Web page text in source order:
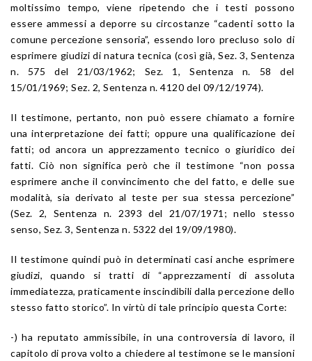
moltissimo tempo, viene ripetendo che i testi possono
essere ammessi a deporre su circostanze “cadenti sotto la
comune percezione sensoria”, essendo loro precluso solo di
esprimere giudizi di natura tecnica (così già, Sez. 3, Sentenza
n. 575 del 21/03/1962; Sez. 1, Sentenza n. 58 del
15/01/1969; Sez. 2, Sentenza n. 4120 del 09/12/1974).
Il testimone, pertanto, non può essere chiamato a fornire
una interpretazione dei fatti; oppure una qualificazione dei
fatti; od ancora un apprezzamento tecnico o giuridico dei
fatti. Ciò non significa però che il testimone “non possa
esprimere anche il convincimento che del fatto, e delle sue
modalità, sia derivato al teste per sua stessa percezione”
(Sez. 2, Sentenza n. 2393 del 21/07/1971; nello stesso
senso, Sez. 3, Sentenza n. 5322 del 19/09/1980).
Il testimone quindi può in determinati casi anche esprimere
giudizi, quando si tratti di “apprezzamenti di assoluta
immediatezza, praticamente inscindibili dalla percezione dello
stesso fatto storico”. In virtù di tale principio questa Corte:
-) ha reputato ammissibile, in una controversia di lavoro, il
capitolo di prova volto a chiedere al testimone se le mansioni